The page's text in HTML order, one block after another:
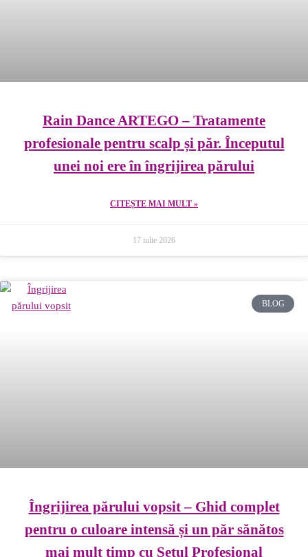
Rain Dance ARTEGO – Tratamente
profesionale pentru scalp și păr. Începutul
unei noi ere în îngrijirea părului
CITEȘTE MAI MULT »
17 iulie 2026
BLOG
Îngrijirea părului vopsit – Ghid complet
pentru o culoare intensă și un păr sănătos
mai mult timp cu Setul Profesional